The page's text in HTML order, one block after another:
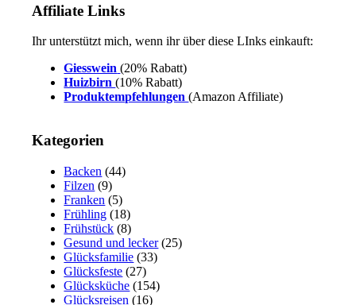
Affiliate Links
Ihr unterstützt mich, wenn ihr über diese LInks einkauft:
Giesswein (20% Rabatt)
Huizbirn(10% Rabatt)
Produktempfehlungen(Amazon Affiliate)
Kategorien
Backen (44)
Filzen (9)
Franken (5)
Frühling (18)
Frühstück (8)
Gesund und lecker(25)
Glücksfamilie (33)
Glücksfeste (27)
Glücksküche (154)
Glücksreisen (16)